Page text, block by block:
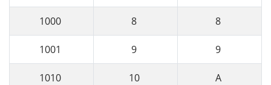
1000 8 8
1001 9 9
1010 10 A